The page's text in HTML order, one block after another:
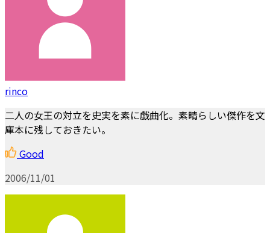
rinco
二人の女王の対立を史実を素に戯曲化。素晴らしい傑作を文
庫本に残しておきたい。
Good
2006/11/01